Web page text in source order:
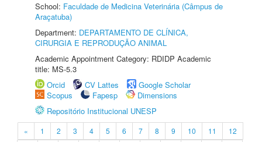
School: Faculdade de Medicina Veterinária (Câmpus de
Araçatuba)
Department: DEPARTAMENTO DE CLÍNICA,
CIRURGIA E REPRODUÇÃO ANIMAL
Academic Appointment Category: RDIDP Academic
title: MS-5.3
Orcid
CV Lattes
Google Scholar
Scopus
Fapesp
Dimensions
Repositório Institucional UNESP
« 1 2 3 4 5 6 7 8 9 10 11
12